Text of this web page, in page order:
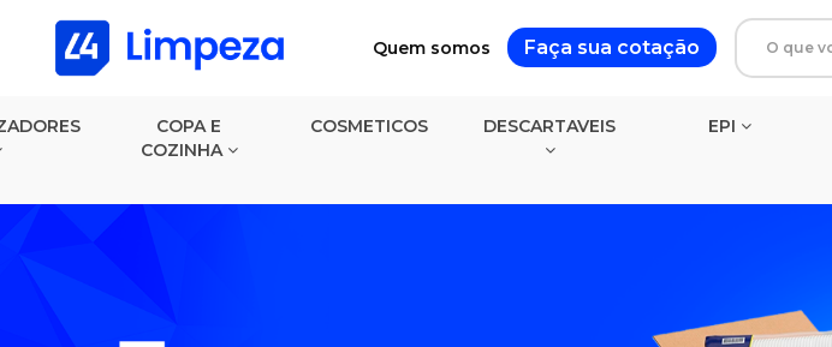
Quem somos Faça sua cotação
COPA E
COZINHA
COSMETICOS DESCARTAVEIS EPI